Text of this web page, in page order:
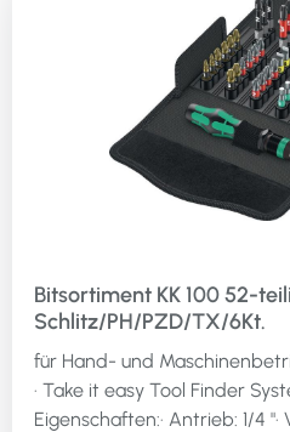
Bitsortiment KK 100 52-
Schlitz/PH/PZD/TX/6Kt.
für Hand- und
· Take it easy Tool Finder
Eigenschaften:· Antrieb: 1/4